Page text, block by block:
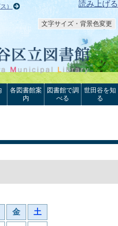
読み上げる
）
文字サイズ・背景色変更
各図書館案
内
図書館で調
べる
世田谷を知
る
金 土